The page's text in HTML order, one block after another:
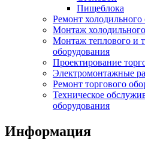
Пищеблока
Ремонт холодильного
Монтаж
Монтаж теплового и
оборудования
Проектирование
Электромонтажные
Ремонт торгового
Техническое
оборудования
Информация